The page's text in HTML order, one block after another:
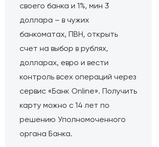
своего банка и 1%, мин 3
доллара – в чужих
банкоматах, ПВН, открыть
счет на выбор в рублях,
долларах, евро и вести
контроль всех операций через
сервис «Банк Online». Получить
карту можно с 14 лет по
решению Уполномоченного
органа Банка.